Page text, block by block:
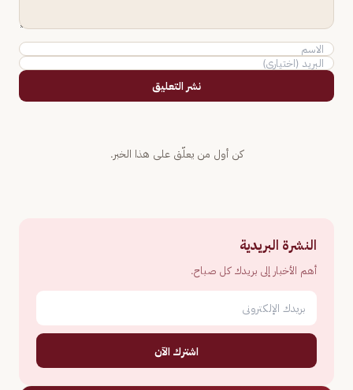
نشر التعليق
كن أول من يعلّق على هذا الخبر.
النشرة البريدية
أهم الأخبار إلى بريدك كل صباح.
اشترك الآن